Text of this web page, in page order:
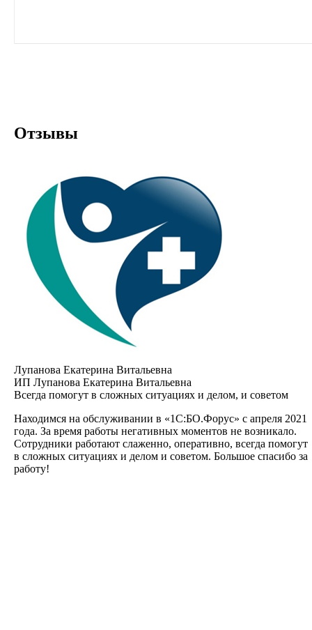
Отзывы
Лупанова Екатерина Витальевна
ИП Лупанова Екатерина Витальевна
Всегда помогут в сложных ситуациях и делом, и советом
Находимся на обслуживании в «1С:БО.Форус» с апреля 2021
года. За время работы негативных моментов не возникало.
Сотрудники работают слаженно, оперативно, всегда помогут
в сложных ситуациях и делом и советом. Большое спасибо за
работу!